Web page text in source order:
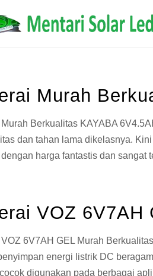
Murah
Murah Berkualitas KAYABA
dan tahan lama dikelasnya.
harga fantastis dan sangat
VOZ 6V7AH
VOZ 6V7AH GEL Murah
energi listrik DC
digunakan pada berbagai